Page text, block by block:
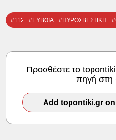
#112 #ΕΥΒΟΙΑ #ΠΥΡΟΣΒΕΣΤΙΚΗ
Προσθέστε το
πηγή στη
Add topontiki.gr